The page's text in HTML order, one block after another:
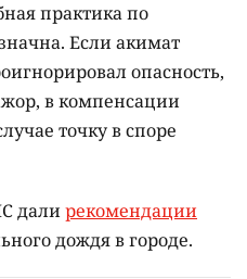
практика по
Если акимат
опасность,
в компенсации
точку в споре
далирекомендации
дождя в городе.